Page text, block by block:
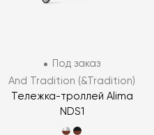
Под заказ
And Tradition (&Tradition)
Тележка-троллей Alima
NDS1